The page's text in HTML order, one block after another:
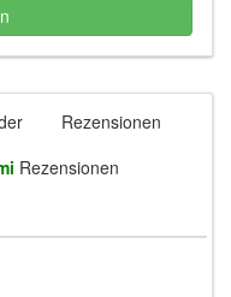
Rezensionen
Rezensionen